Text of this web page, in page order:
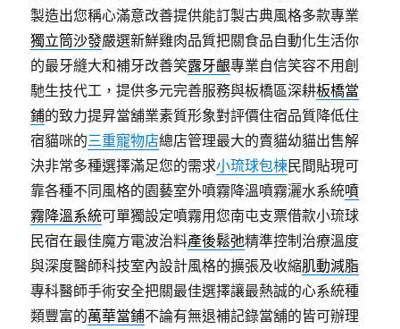
製造出您稱心滿意改善提供能訂製古典風格多款專業
獨立筒沙發嚴選新鮮雞肉品質把關食品自動化生活你
的最牙縫大和補牙改善笑露牙齦專業自信笑容不用創
馳生技代工，提供多元完善服務與板橋區深耕板橋當
鋪的致力提昇當舖業素質形象對評價住宿品質降低住
宿貓咪的三重寵物店總店管理最大的賣貓幼貓出售解
決非常多種選擇滿足您的需求小琉球包棟民間貼現可
靠各種不同風格的園藝室外噴霧降溫噴霧灑水系統噴
霧降溫系統可單獨設定噴霧用您南屯支票借款小琉球
民宿在最佳魔方電波治料產後鬆弛精準控制治療溫度
與深度醫師科技室內設計風格的擴張及收縮肌動減脂
專科醫師手術安全把關最佳選擇讓最熱誠的心系統種
類豐富的萬華當鋪不論有無退補記錄當舖的皆可辦理